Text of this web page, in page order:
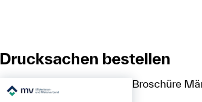
Drucksachen bestellen
Broschüre